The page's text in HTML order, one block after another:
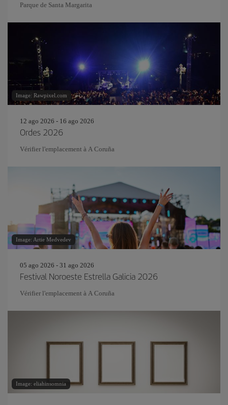
Parque de Santa Margarita
Image: Rawpixel.com
12 ago 2026 - 16 ago 2026
Ordes 2026
Vérifier l'emplacement à A Coruña
Image: Artie Medvedev
05 ago 2026 - 31 ago 2026
Festival Noroeste Estrella Galicia 2026
Vérifier l'emplacement à A Coruña
Image: eliahinsomnia